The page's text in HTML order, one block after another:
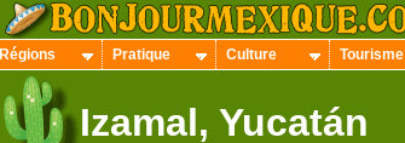
Régions Pratique Culture Tourisme
Izamal, Yucatán